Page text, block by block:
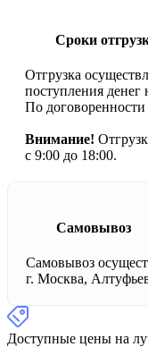
Сроки
Отгрузка
поступления денег
По договоренности
Внимание!
с 9:00 до 18:00.
Самовывоз
Самовывоз
г. Москва,
Доступные цены на